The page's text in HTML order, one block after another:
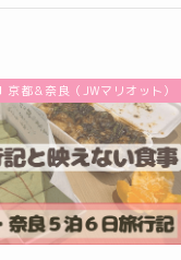
京都＆奈良（JWマリオット）